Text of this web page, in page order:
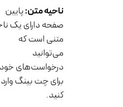
ناحیه متن:پایین
صفحه دارای یک ناحیه
متنی است که
می‌توانید
درخواست‌های خود را
برای چت بینگ وارد